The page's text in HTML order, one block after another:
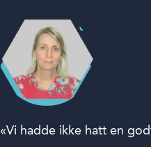
«Vi hadde ikke hatt en